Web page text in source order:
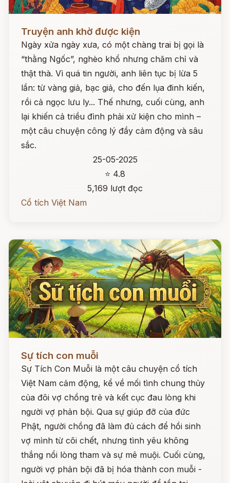
Truyện anh khờ được kiện
Ngày xửa ngày xưa, có một chàng trai bị gọi là
“thằng Ngốc”, nghèo khổ nhưng chăm chỉ và
thật thà. Vì quá tin người, anh liên tục bị lừa 5
lần: từ vàng giả, bạc giả, cho đến lụa đinh kiến,
rồi cả ngọc lưu ly... Thế nhưng, cuối cùng, anh
lại khiến cả triều đình phải xử kiện cho mình –
một câu chuyện công lý đầy cảm động và sâu
sắc.
25-05-2025
⭐ 4.8
5,169 lượt đọc
Cổ tích Việt Nam
Sự tích con muỗi
Sự Tích Con Muỗi là một câu chuyện cổ tích
Việt Nam cảm động, kể về mối tình chung thủy
của đôi vợ chồng trẻ và kết cục đau lòng khi
người vợ phản bội. Qua sự giúp đỡ của đức
Phật, người chồng đã làm đủ cách để hồi sinh
vợ mình từ cõi chết, nhưng tình yêu không
thắng nổi lòng tham và sự mê muội. Cuối cùng,
người vợ phản bội đã bị hóa thành con muỗi -